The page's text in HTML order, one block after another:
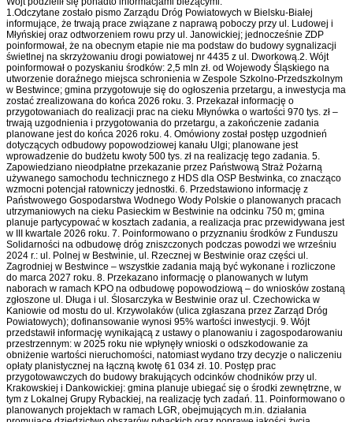
1.Odczytane zostało pismo Zarządu Dróg Powiatowych w Bielsku-Białej
informujące, że trwają prace związane z naprawą poboczy przy ul. Ludowej i
Młyńskiej oraz odtworzeniem rowu przy ul. Janowickiej; jednocześnie ZDP
poinformował, że na obecnym etapie nie ma podstaw do budowy sygnalizacji
świetlnej na skrzyżowaniu drogi powiatowej nr 4435 z ul. Dworkową.2. Wójt
poinformował o pozyskaniu środków: 2,5 mln zł. od Wojewody Śląskiego na
utworzenie doraźnego miejsca schronienia w Zespole Szkolno-Przedszkolnym
w Bestwince; gmina przygotowuje się do ogłoszenia przetargu, a inwestycja ma
zostać zrealizowana do końca 2026 roku. 3. Przekazał informację o
przygotowaniach do realizacji prac na cieku Młynówka o wartości 970 tys. zł –
trwają uzgodnienia i przygotowania do przetargu, a zakończenie zadania
planowane jest do końca 2026 roku. 4. Omówiony został postęp uzgodnień
dotyczących odbudowy popowodziowej kanału Ulgi; planowane jest
wprowadzenie do budżetu kwoty 500 tys. zł na realizację tego zadania. 5.
Zapowiedziano nieodpłatne przekazanie przez Państwową Straż Pożarną
używanego samochodu technicznego z HDS dla OSP Bestwinka, co znacząco
wzmocni potencjał ratowniczy jednostki. 6. Przedstawiono informację z
Państwowego Gospodarstwa Wodnego Wody Polskie o planowanych pracach
utrzymaniowych na cieku Pasieckim w Bestwinie na odcinku 750 m; gmina
planuje partycypować w kosztach zadania, a realizacja prac przewidywana jest
w III kwartale 2026 roku. 7. Poinformowano o przyznaniu środków z Funduszu
Solidarności na odbudowę dróg zniszczonych podczas powodzi we wrześniu
2024 r.: ul. Polnej w Bestwinie, ul. Rzecznej w Bestwinie oraz części ul.
Zagrodniej w Bestwince – wszystkie zadania mają być wykonane i rozliczone
do marca 2027 roku. 8. Przekazano informację o planowanych w lutym
naborach w ramach KPO na odbudowę popowodziową – do wniosków zostaną
zgłoszone ul. Długa i ul. Ślosarczyka w Bestwinie oraz ul. Czechowicka w
Kaniowie od mostu do ul. Krzywolaków (ulica zgłaszana przez Zarząd Dróg
Powiatowych); dofinansowanie wynosi 95% wartości inwestycji. 9. Wójt
przedstawił informację wynikającą z ustawy o planowaniu i zagospodarowaniu
przestrzennym: w 2025 roku nie wpłynęły wnioski o odszkodowanie za
obniżenie wartości nieruchomości, natomiast wydano trzy decyzje o naliczeniu
opłaty planistycznej na łączną kwotę 61 034 zł. 10. Postęp prac
przygotowawczych do budowy brakujących odcinków chodników przy ul.
Krakowskiej i Dankowickiej: gmina planuje ubiegać się o środki zewnętrzne, w
tym z Lokalnej Grupy Rybackiej, na realizację tych zadań. 11. Poinformowano o
planowanych projektach w ramach LGR, obejmujących m.in. działania